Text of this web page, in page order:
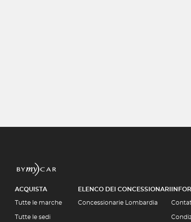
ACQUISTA
Tutte le marche
Tutte le sedi
ELENCO DEI CONCESSIONARI
Concessionarie Lombardia